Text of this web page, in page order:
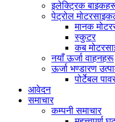
इलेक्ट्रिक
पेट्रोल
मानक
स्कुटर
कब
नयाँ ऊर्जा वाहनहरू
ऊर्जा भण्डारण
पोर्टेबल
आवेदन
समाचार
कम्पनी समाचार